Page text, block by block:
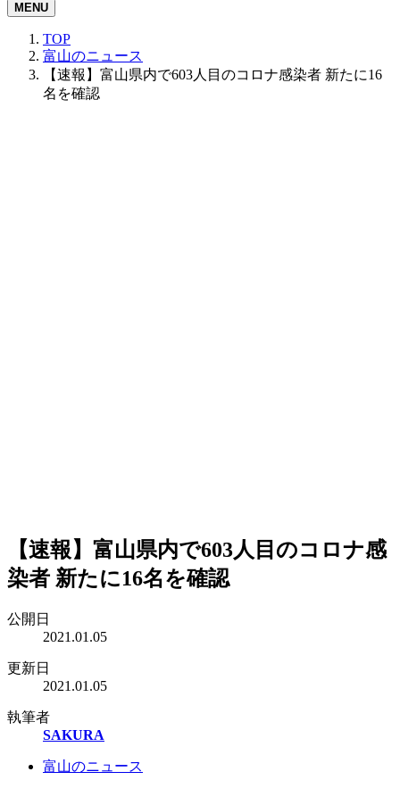
MENU
TOP
富山のニュース
【速報】富山県内で603人目のコロナ感染者 新たに16
名を確認
【速報】富山県内で603人目のコロナ感
染者 新たに16名を確認
公開日
2021.01.05
更新日
2021.01.05
執筆者
SAKURA
富山のニュース